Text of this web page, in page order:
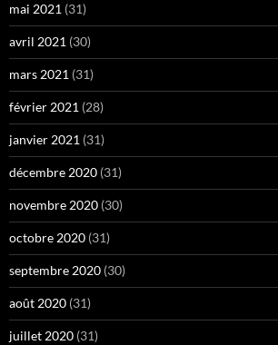
mai 2021 (31)
avril 2021 (30)
mars 2021 (31)
février 2021 (28)
janvier 2021 (31)
décembre 2020 (31)
novembre 2020 (30)
octobre 2020 (31)
septembre 2020 (30)
août 2020 (31)
juillet 2020 (31)